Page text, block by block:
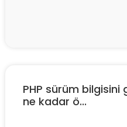
PHP sürüm
ne kadar ö...